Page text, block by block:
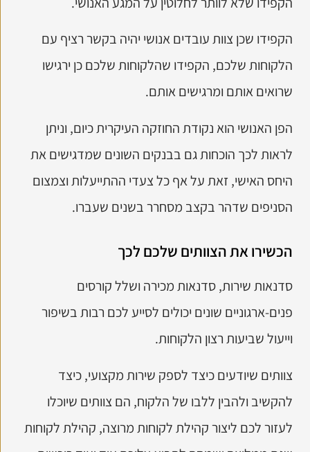
הקפידו שכן צוות עובדים אנושי יהיה בקשר רציף עם
הלקוחות שלכם, הקפידו שהלקוחות שלכם כן ירגישו
שרואים אותם ומרגישים אותם.
הפן האנושי הוא נקודת החוזקה העיקרית כיום, וניתן
לראות לכך הוכחות גם בבנקים השונים שמדגישים את
היחס האישי, זאת על אף כל צעדי ההתייעלות וצמצום
הסניפים שדהר בקצב מסחרר בשנים שעברו.
הכשירו את הצוותים שלכם לכך
סדנאות שירות, סדנאות מכירה ושלל קורסים
פנים-ארגוניים שונים יכולים לסייע לכם רבות בשיפור
וייעול שביעות רצון הלקוחות.
צוותים שיודעים כיצד לספק שירות מקצועי, כיצד
להקשיב ולהבין ללבו של הלקוח, הם צוותים שיוכלו
לעזור לכם ליצור קהילת לקוחות מרוצה, קהילת לקוחות